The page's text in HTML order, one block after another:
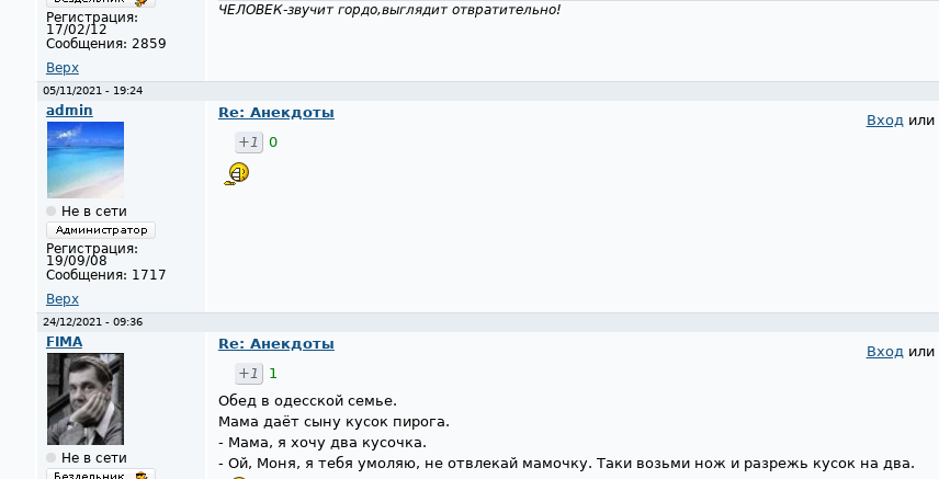
Регистрация:
17/02/12
Сообщения: 2859
Верх
ЧЕЛОВЕК-звучит гордо,выглядит отвратительно!
05/11/2021 - 19:24
admin
Не в сети
Регистрация:
19/09/08
Сообщения: 1717
Верх
Вход или
Re: Анекдоты
+1
0
24/12/2021 - 09:36
FIMA
Не в сети
Вход или
Re: Анекдоты
+1
1
Обед в одесской семье.
Мама даёт сыну кусок пирога.
- Мама, я хочу два кусочка.
- Ой, Моня, я тебя умоляю, не отвлекай мамочку. Таки возьми нож и разрежь кусок на два.